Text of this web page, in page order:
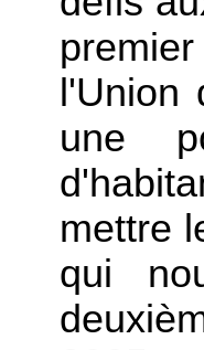
l'Union
une
mettre
qui